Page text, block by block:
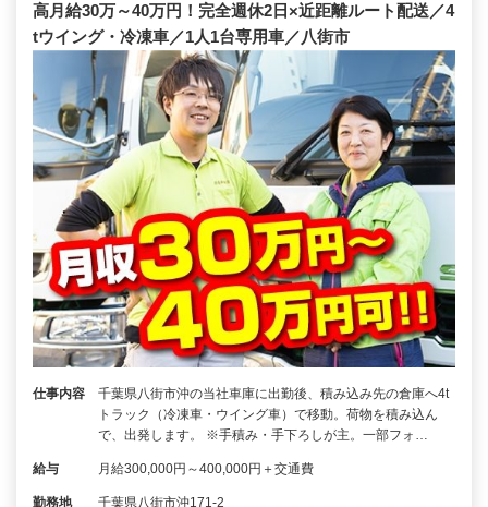
高月給30万～40万円！完全週休2日×近距離ルート配送／4
tウイング・冷凍車／1人1台専用車／八街市
仕事内容
千葉県八街市沖の当社車庫に出勤後、積み込み先の倉庫へ4t
トラック（冷凍車・ウイング車）で移動。荷物を積み込ん
で、出発します。 ※手積み・手下ろしが主。一部フォ…
給与 月給300,000円～400,000円＋交通費
勤務地 千葉県八街市沖171-2